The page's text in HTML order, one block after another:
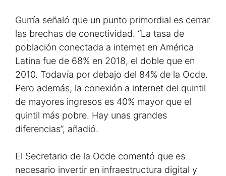
Gurría señaló que un punto primordial es cerrar
las brechas de conectividad. “La tasa de
población conectada a internet en América
Latina fue de 68% en 2018, el doble que en
2010. Todavía por debajo del 84% de la Ocde.
Pero además, la conexión a internet del quintil
de mayores ingresos es 40% mayor que el
quintil más pobre. Hay unas grandes
diferencias”, añadió.
El Secretario de la Ocde comentó que es
necesario invertir en infraestructura digital y